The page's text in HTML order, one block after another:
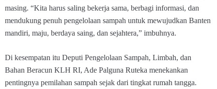
masing. “Kita harus saling bekerja sama, berbagi informasi, dan
mendukung penuh pengelolaan sampah untuk mewujudkan Banten
mandiri, maju, berdaya saing, dan sejahtera,” imbuhnya.
Di kesempatan itu Deputi Pengelolaan Sampah, Limbah, dan
Bahan Beracun KLH RI, Ade Palguna Ruteka menekankan
pentingnya pemilahan sampah sejak dari tingkat rumah tangga.